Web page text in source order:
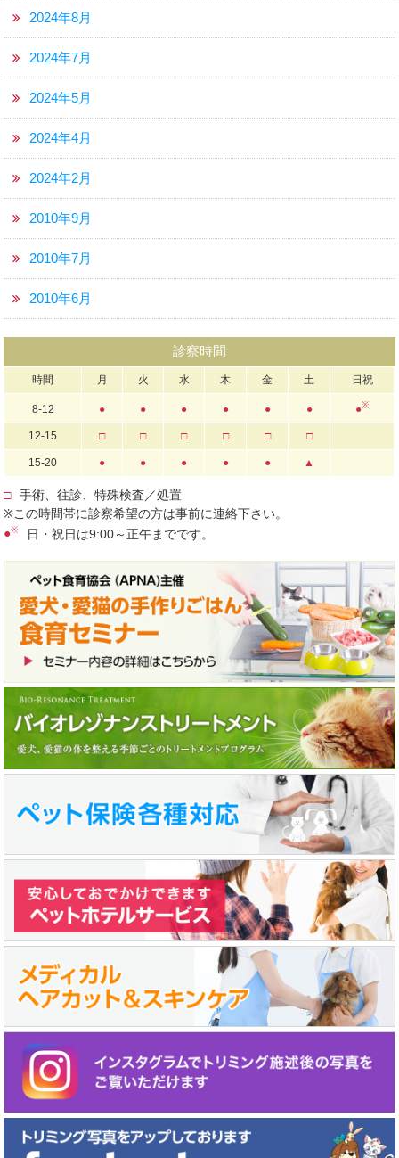
2024年8月
2024年7月
2024年5月
2024年4月
2024年2月
2010年9月
2010年7月
2010年6月
診察時間
時間 月 火 水 木 金 土 日祝
8-12 ● ● ● ● ● ● ●※
12-15 □ □ □ □ □ □
15-20 ● ● ● ● ● ▲
□
手術、往診、特殊検査／処置
※この時間帯に診察希望の方は事前に連絡下さい。
●※ 日・祝日は9:00～正午までです。